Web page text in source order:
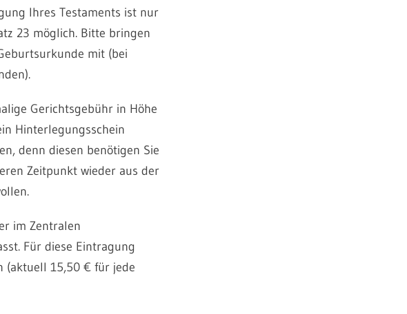
Ihres Testaments ist nur
23 möglich. Bitte bringen
mit (bei
Gerichtsgebühr in Höhe
Hinterlegungsschein
denn diesen benötigen Sie
Zeitpunkt wieder aus der
im Zentralen
Für diese Eintragung
(aktuell 15,50 € für jede